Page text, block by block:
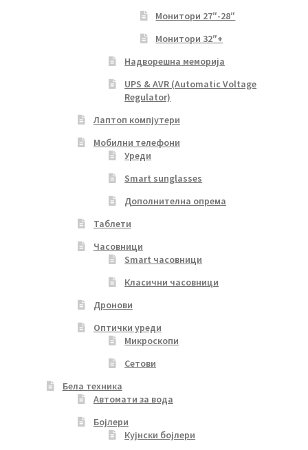
Монитори 27″-28″
Монитори 32″+
Надворешна меморија
UPS & AVR (Automatic Voltage
Regulator)
Лаптоп компјутери
Мобилни телефони
Уреди
Smart sunglasses
Дополнителна опрема
Таблети
Часовници
Smart часовници
Класични часовници
Дронови
Оптички уреди
Микроскопи
Сетови
Бела техника
Автомати за вода
Бојлери
Кујнски бојлери